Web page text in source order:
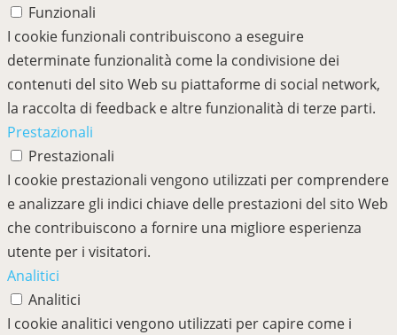
Funzionali
I cookie funzionali contribuiscono a eseguire
determinate funzionalità come la condivisione dei
contenuti del sito Web su piattaforme di social network,
la raccolta di feedback e altre funzionalità di terze parti.
Prestazionali
Prestazionali
I cookie prestazionali vengono utilizzati per comprendere
e analizzare gli indici chiave delle prestazioni del sito Web
che contribuiscono a fornire una migliore esperienza
utente per i visitatori.
Analitici
Analitici
I cookie analitici vengono utilizzati per capire come i